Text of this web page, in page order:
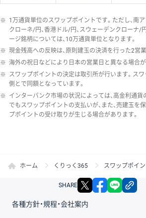
※ 1万通貨単位のスワップポイントです。ただし、南
クローネ/円、香港ドル/円、スウェーデンクローナ/
ージ銘柄については、10万通貨単位となります。
※ 現金残高への反映は、原則建玉の決済を行った2営
※ 海外の祝日などにより日本の営業日と異なる場合が
※ スワップポイントの決定は取引所が行います。ス
側とで同額となっています。
※ インターバンク市場の状況によっては、高金利通
でもスワップポイントの支払いが、また、売建玉を
プポイントの受け取りが生じる場合があります。
ホーム くりっく365 スワップポイ
SHARE X
各種方針・規程・会社案内